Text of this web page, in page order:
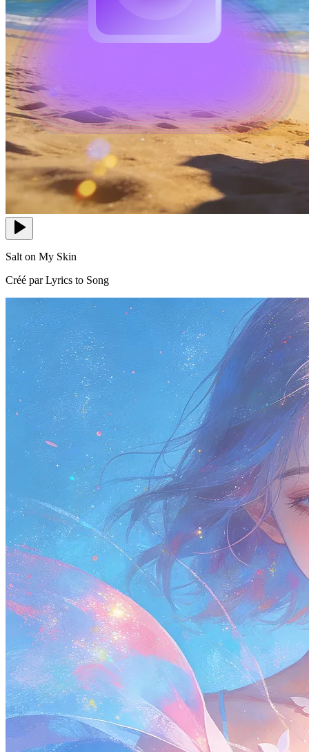
Salt on My Skin
Créé par Lyrics to Song